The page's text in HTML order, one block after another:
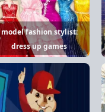
model fashion stylist:
dress up games